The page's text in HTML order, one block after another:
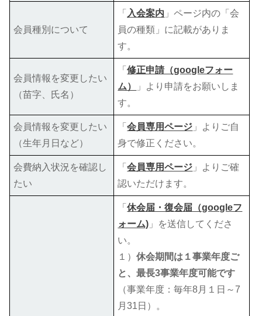
会員種別について
「 入会案内 」ページ内の「会
員の種類」に記載がありま
す。
会員情報を変更したい
（苗字、氏名）
「修正申請（googleフォー
ム）
」より申請をお願いしま
す。
会員情報を変更したい
（生年月日など）
「会員専用ページ 」よりご自
身で修正ください。
会費納入状況を確認し
たい
「会員専用ページ 」よりご確
認いただけます。
「休会届・復会届（googleフ
ォーム) 」を送信してくださ
い。
１）休会期間は１事業年度ご
と、最長3事業年度可能です
（事業年度：毎年8月１日～7
月31日）。